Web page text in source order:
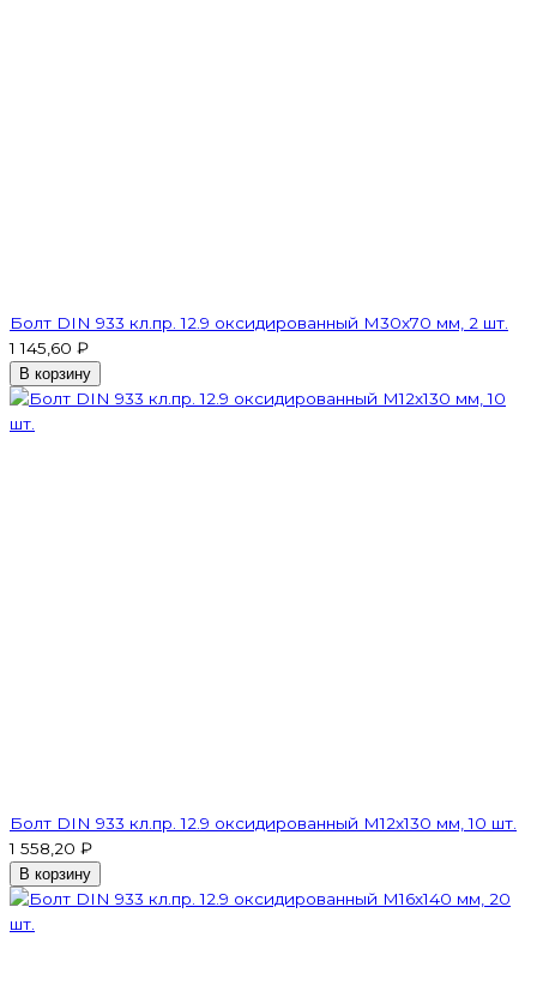
Болт DIN 933 кл.пр. 12.9 оксидированный M30х70 мм, 2 шт.
1 145,60 ₽
В корзину
Болт DIN 933 кл.пр. 12.9 оксидированный M12х130 мм, 10 шт.
1 558,20 ₽
В корзину